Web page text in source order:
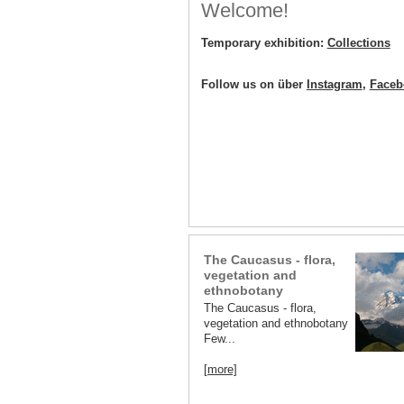
Welcome!
Temporary exhibition: Collections
Follow us on über Instagram,
The Caucasus - flora,
vegetation and
ethnobotany
The Caucasus - flora,
vegetation and ethnobotany
Few...
[more]